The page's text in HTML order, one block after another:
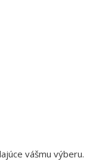
vášmu výberu.